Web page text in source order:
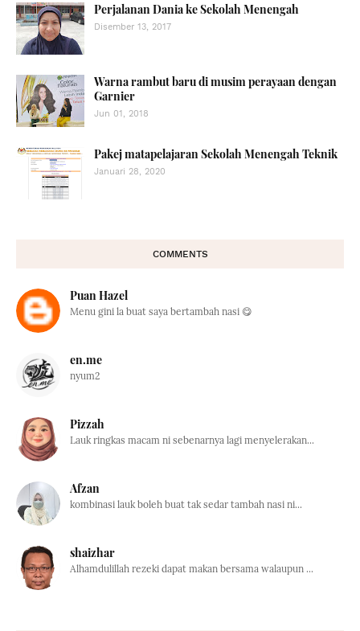
Perjalanan Dania ke Sekolah Menengah
Disember 13, 2017
Warna rambut baru di musim perayaan dengan
Garnier
Jun 01, 2018
Pakej matapelajaran Sekolah Menengah Teknik
Januari 28, 2020
COMMENTS
Puan Hazel
Menu gini la buat saya bertambah nasi 😋
en.me
nyum2
Pizzah
Lauk ringkas macam ni sebenarnya lagi menyelerakan...
Afzan
kombinasi lauk boleh buat tak sedar tambah nasi ni...
shaizhar
Alhamdulillah rezeki dapat makan bersama walaupun ...